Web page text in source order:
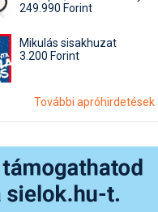
249.990 Forint
Mikulás sisakhuzat
3.200 Forint
További apróhirdetések